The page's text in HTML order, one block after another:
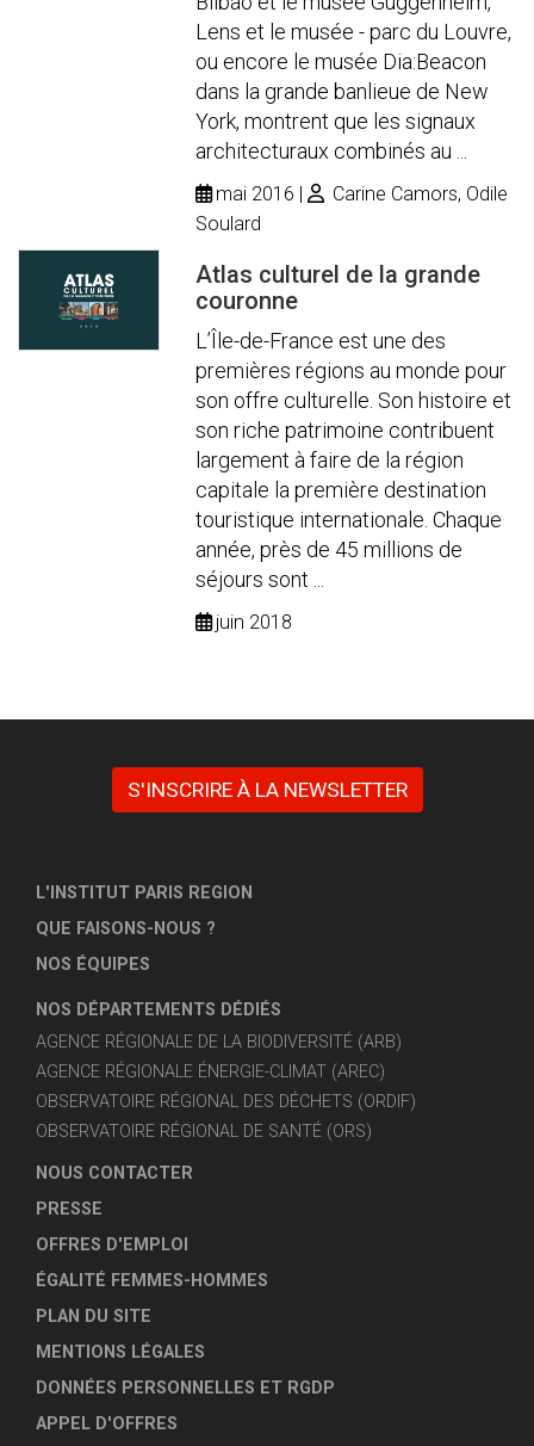
Lens et le musée - parc du Louvre,
ou encore le musée Dia:Beacon
dans la grande banlieue de New
York, montrent que les signaux
architecturaux combinés au ...
mai 2016
Carine Camors, Odile
Soulard
Atlas culturel de la grande
couronne
L’Île-de-France est une des
premières régions au monde pour
son offre culturelle. Son histoire et
son riche patrimoine contribuent
largement à faire de la région
capitale la première destination
touristique internationale. Chaque
année, près de 45 millions de
séjours sont ...
juin 2018
S'INSCRIRE À LA NEWSLETTER
L'INSTITUT PARIS REGION
QUE FAISONS-NOUS ?
NOS ÉQUIPES
NOS DÉPARTEMENTS DÉDIÉS
AGENCE RÉGIONALE DE LA BIODIVERSITÉ (ARB)
AGENCE RÉGIONALE ÉNERGIE-CLIMAT (AREC)
OBSERVATOIRE RÉGIONAL DES DÉCHETS (ORDIF)
OBSERVATOIRE RÉGIONAL DE SANTÉ (ORS)
NOUS CONTACTER
PRESSE
OFFRES D'EMPLOI
ÉGALITÉ FEMMES-HOMMES
PLAN DU SITE
MENTIONS LÉGALES
DONNÉES PERSONNELLES ET RGDP
APPEL D'OFFRES